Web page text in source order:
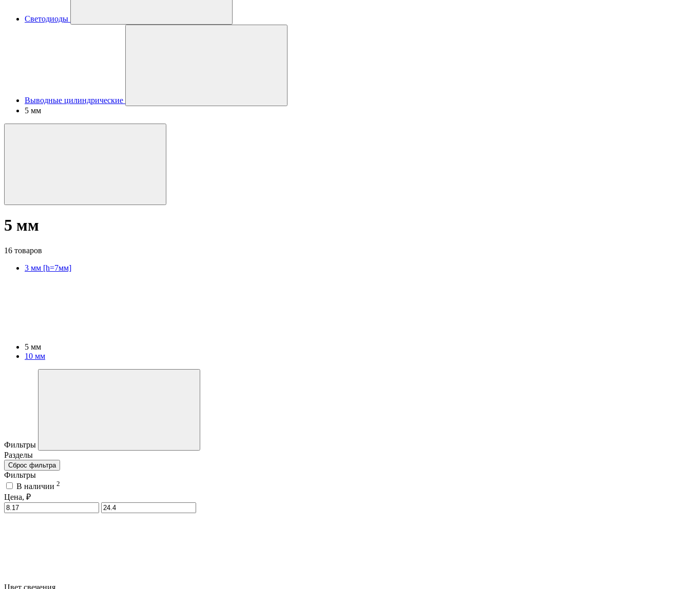
Светодиоды
Выводные цилиндрические
5 мм
5 мм
16 товаров
3 мм [h=7мм]
5 мм
10 мм
Фильтры
Разделы
Сброс фильтра
Фильтры
В наличии 2
Цена, ₽